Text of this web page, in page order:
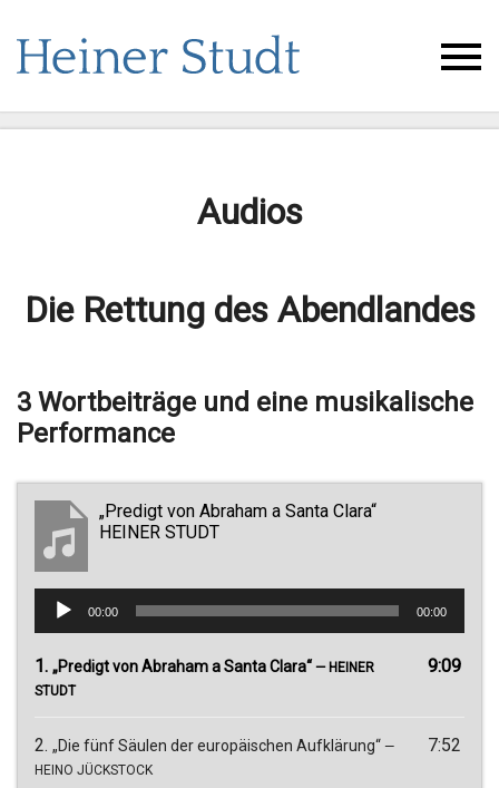
Audios
Die Rettung des Abendlandes
3 Wortbeiträge und eine musikalische
Performance
„Predigt von Abraham a Santa Clara“
HEINER STUDT
Audio-
Player
00:00 00:00
1. „Predigt von Abraham a Santa Clara“ — HEINER
STUDT
9:09
2. „Die fünf Säulen der europäischen Aufklärung“ —
HEINO JÜCKSTOCK
7:52